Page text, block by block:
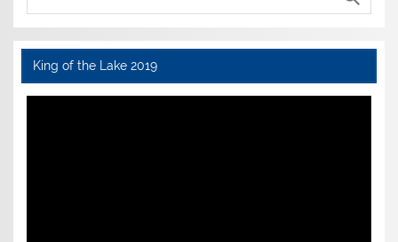
King of the Lake 2019
Video-